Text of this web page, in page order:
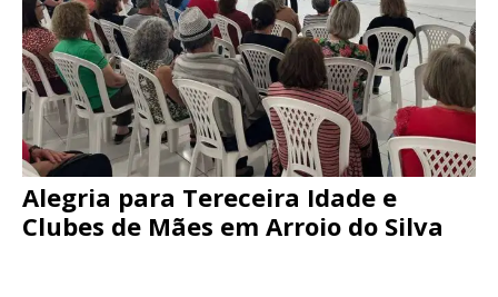
Alegria para Tereceira Idade e
Clubes de Mães em Arroio do Silva